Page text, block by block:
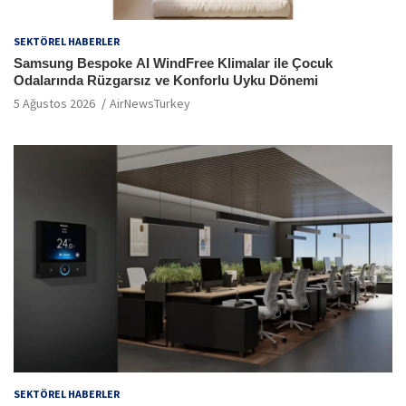
SEKTÖREL HABERLER
Samsung Bespoke AI WindFree Klimalar ile Çocuk
Odalarında Rüzgarsız ve Konforlu Uyku Dönemi
5 Ağustos 2026 AirNewsTurkey
SEKTÖREL HABERLER